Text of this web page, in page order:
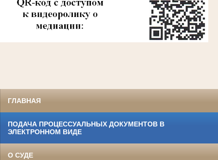
ГЛАВНАЯ
ПОДАЧА ПРОЦЕССУАЛЬНЫХ ДОКУМЕНТОВ В
ЭЛЕКТРОННОМ ВИДЕ
О СУДЕ